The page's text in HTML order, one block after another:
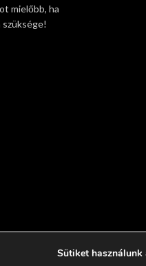
mielőbb, ha
Sütiket használunk